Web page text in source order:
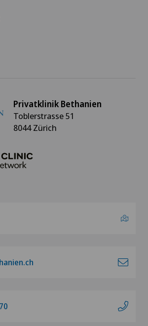
Privatklinik Bethanien
Toblerstrasse 51
8044 Zürich